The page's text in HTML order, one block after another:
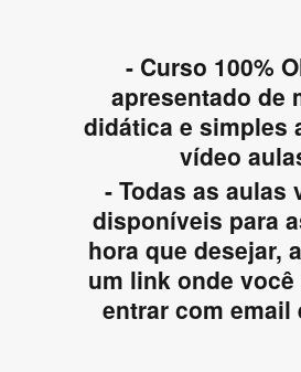
- Curso 100%
apresentado de
didática e simples
vídeo
- Todas as aulas
disponíveis para
hora que desejar,
um link onde
entrar com email